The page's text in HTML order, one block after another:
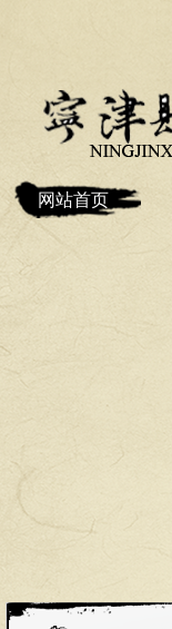
网站首页